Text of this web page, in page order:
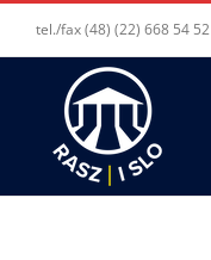
tel./fax (48) (22) 668 54 52